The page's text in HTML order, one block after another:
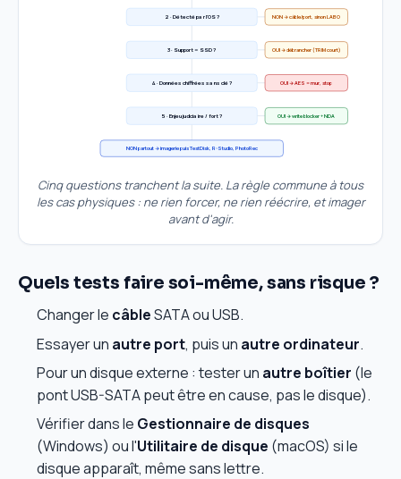
2 · Détecté par l'OS ? NON → câble/port, sinon LABO
3 · Support = SSD ? OUI → débrancher (TRIM court)
4 · Données chiffrées sans clé ? OUI → AES = mur, stop
5 · Enjeu judiciaire / fort ? OUI → write blocker + NDA
NON partout → imagerie puis TestDisk, R-Studio, PhotoRec
Cinq questions tranchent la suite. La règle commune à tous
les cas physiques : ne rien forcer, ne rien réécrire, et imager
avant d'agir.
Quels tests faire soi-même, sans risque ?
Changer le câbleSATA ou USB.
Essayer un autre port, puis un autre ordinateur.
Pour un disque externe : tester un autre boîtier (le
pont USB-SATA peut être en cause, pas le disque).
Vérifier dans le Gestionnaire de disques
(Windows) ou l'Utilitaire de disque (macOS) si le
disque apparaît, même sans lettre.